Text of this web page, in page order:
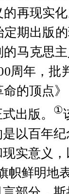
的再现实
定期出版
的马克思
周年，批
命的顶点
出版。
①
以百年
实意义
帜鲜明地